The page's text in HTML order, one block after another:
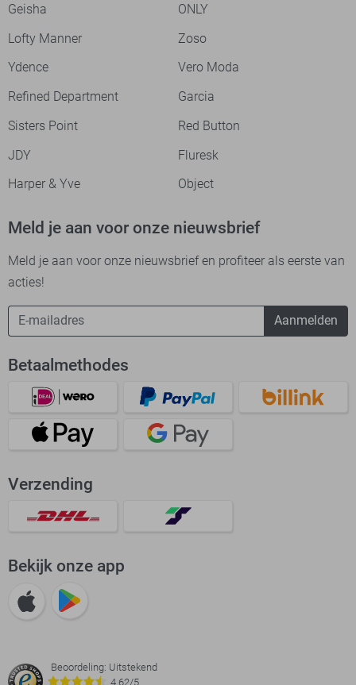
Geisha
ONLY
Lofty Manner
Zoso
Ydence
Vero Moda
Refined Department
Garcia
Sisters Point
Red Button
JDY
Fluresk
Harper & Yve
Object
Meld je aan voor onze nieuwsbrief
Meld je aan voor onze nieuwsbrief en profiteer als eerste van
acties!
Aanmelden
Betaalmethodes
Verzending
Bekijk onze app
Beoordeling: Uitstekend
4.62/5